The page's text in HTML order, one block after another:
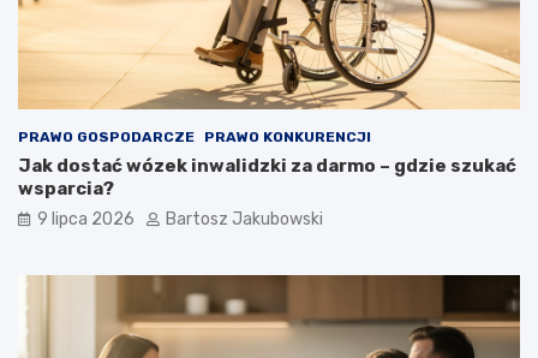
PRAWO GOSPODARCZE PRAWO KONKURENCJI
Jak dostać wózek inwalidzki za darmo – gdzie szukać
wsparcia?
9 lipca 2026 Bartosz Jakubowski